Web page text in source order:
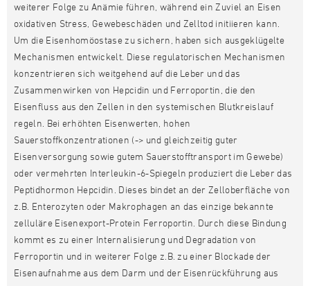
weiterer Folge zu Anämie führen, während ein Zuviel an Eisen
oxidativen Stress, Gewebeschäden und Zelltod initiieren kann.
Um die Eisenhomöostase zu sichern, haben sich ausgeklügelte
Mechanismen entwickelt. Diese regulatorischen Mechanismen
konzentrieren sich weitgehend auf die Leber und das
Zusammenwirken von Hepcidin und Ferroportin, die den
Eisenfluss aus den Zellen in den systemischen Blutkreislauf
regeln. Bei erhöhten Eisenwerten, hohen
Sauerstoffkonzentrationen (-> und gleichzeitig guter
Eisenversorgung sowie gutem Sauerstofftransport im Gewebe)
oder vermehrten Interleukin-6-Spiegeln produziert die Leber das
Peptidhormon Hepcidin. Dieses bindet an der Zelloberfläche von
z.B. Enterozyten oder Makrophagen an das einzige bekannte
zelluläre Eisenexport-Protein Ferroportin. Durch diese Bindung
kommt es zu einer Internalisierung und Degradation von
Ferroportin und in weiterer Folge z.B. zu einer Blockade der
Eisenaufnahme aus dem Darm und der Eisenrückführung aus